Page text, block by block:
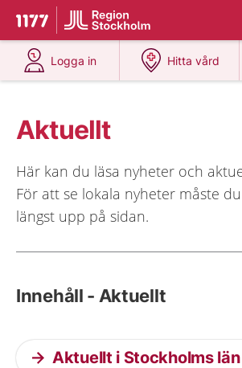
Till startsidan för 1177
Du har valt region
Logga in
på 1177.se
Hitta vård
på 1177.se
Aktuellt
Här kan du läsa nyheter och
För att se lokala nyheter måste
längst upp på sidan.
Innehåll - Aktuellt
Aktuellt i Stockholms län